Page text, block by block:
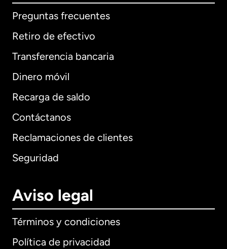
Preguntas frecuentes
Retiro de efectivo
Transferencia bancaria
Dinero móvil
Recarga de saldo
Contáctanos
Reclamaciones de clientes
Seguridad
Aviso legal
Términos y condiciones
Política de privacidad